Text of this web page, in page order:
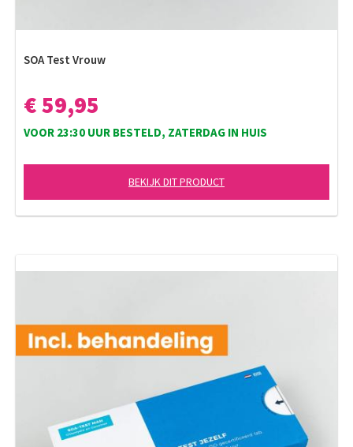
SOA Test Vrouw
€ 59,95
VOOR 23:30 UUR BESTELD, ZATERDAG IN HUIS
BEKIJK DIT PRODUCT